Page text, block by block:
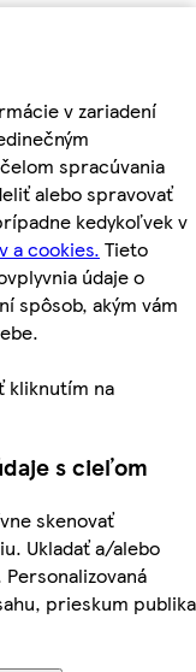
v zariadení
spracúvania
alebo spravovať
kedykoľvek v
a cookies. Tieto
údaje o
spôsob, akým vám
kliknutím na
s cieľom
skenovať
Ukladať a/alebo
prieskum publika